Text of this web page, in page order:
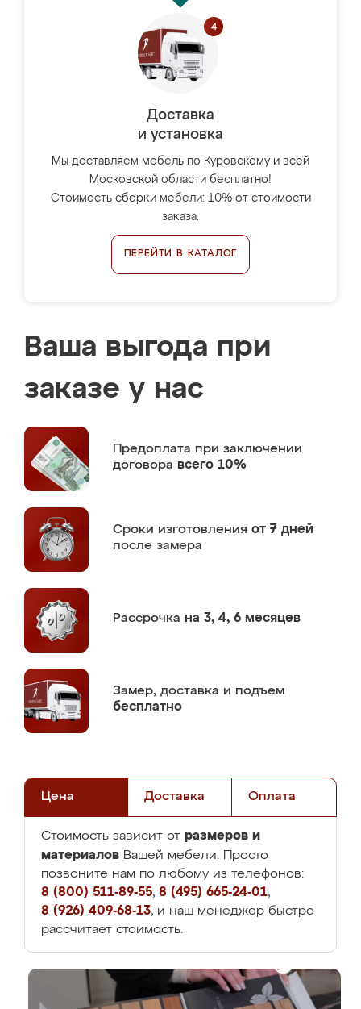
Доставка
и установка
Мы доставляем мебель по Куровскому и всей
Московской области бесплатно!
Стоимость сборки мебели: 10% от стоимости
заказа.
ПЕРЕЙТИ В КАТАЛОГ
Ваша выгода при
заказе у нас
Предоплата при заключении
договора всего 10%
Сроки изготовления от 7 дней
после замера
Рассрочка на 3, 4, 6 месяцев
Замер, доставка и подъем
бесплатно
Цена Доставка Оплата
Стоимость зависит от размеров и
материалов Вашей мебели. Просто
позвоните нам по любому из телефонов:
8 (800) 511-89-55, 8 (495) 665-24-01,
8 (926) 409-68-13, и наш менеджер быстро
рассчитает стоимость.